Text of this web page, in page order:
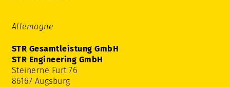
Allemagne
STR Gesamtleistung GmbH
STR Engineering GmbH
Steinerne Furt 76
86167 Augsburg